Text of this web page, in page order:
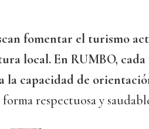
fomentar el turismo
local. En RUMBO,
la capacidad de
forma respectuosa y